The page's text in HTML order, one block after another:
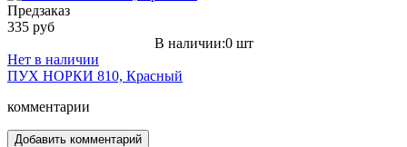
Предзаказ
335 руб
В наличии:0 шт
Нет в наличии
ПУХ НОРКИ 810, Красный
комментарии
Добавить комментарий